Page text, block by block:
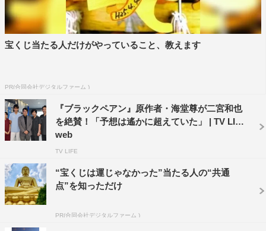
宝くじ当たる人だけがやっていること、教えます
PR(合同会社デジタルファーム )
『ブラックペアン』原作者・海堂尊が二宮和也
を絶賛！「予想は遙かに超えていた」 | TV LIFE
web
TV LIFE
“宝くじは運じゃなかった”当たる人の“共通
点”を知っただけ
PR(合同会社デジタルファーム )